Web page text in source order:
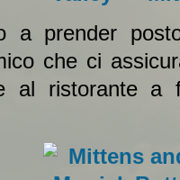
a prender
che ci
al ristorante